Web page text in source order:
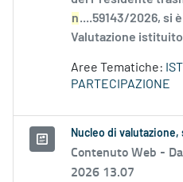
n....59143/2026, si
Valutazione
Aree Tematiche:
PARTECIPAZIONE
Nucleo di valutazione,
Contenuto Web -
2026 13.07